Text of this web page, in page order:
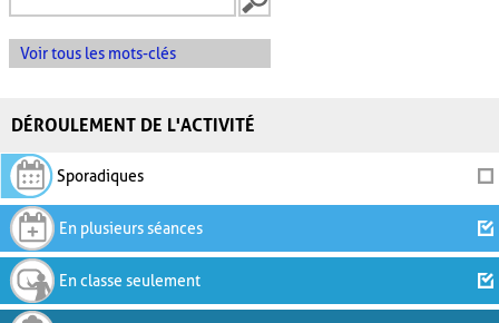
Voir tous les mots-clés
DÉROULEMENT DE L'ACTIVITÉ
Sporadiques
En plusieurs séances
En classe seulement